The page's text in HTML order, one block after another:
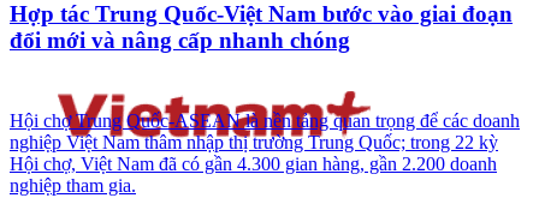
Hợp tác Trung Quốc-Việt Nam bước vào giai đoạn
đổi mới và nâng cấp nhanh chóng
Hội chợ Trung Quốc-ASEAN là nền tảng quan trọng để các doanh
nghiệp Việt Nam thâm nhập thị trường Trung Quốc; trong 22 kỳ
Hội chợ, Việt Nam đã có gần 4.300 gian hàng, gần 2.200 doanh
nghiệp tham gia.